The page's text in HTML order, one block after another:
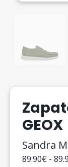
GEOX
Sandra
89.90€ -